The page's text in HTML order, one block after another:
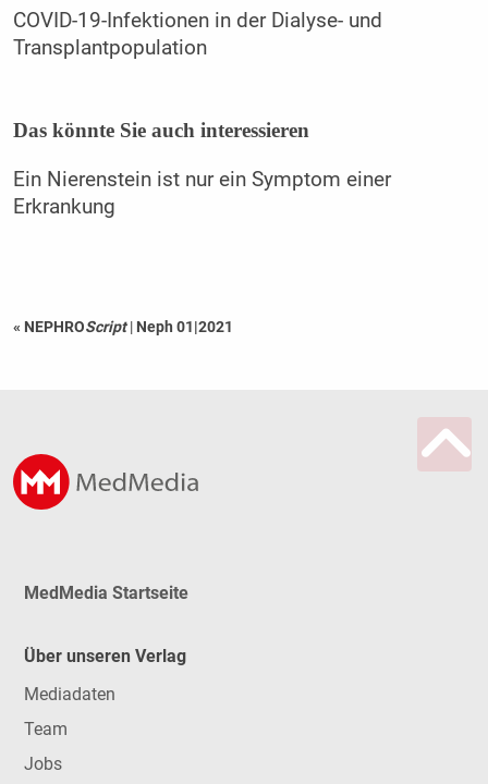
COVID-19-Infektionen in der Dialyse- und
Transplantpopulation
Das könnte Sie auch interessieren
Ein Nierenstein ist nur ein Symptom einer
Erkrankung
« NEPHROScript | Neph 01|2021
MedMedia Startseite
Über unseren Verlag
Mediadaten
Team
Jobs